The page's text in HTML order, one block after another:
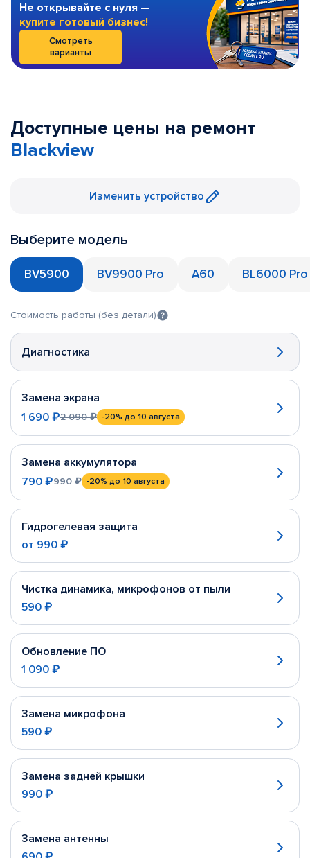
Не открывайте с нуля —
купите готовый бизнес!
Смотреть
варианты
Доступные цены на ремонт
Blackview
Изменить устройство
Выберите модель
BV5900 BV9900 Pro A60 BL6000 Pro
Стоимость работы (без детали)
Диагностика
Замена экрана
1 690 ₽2 090 ₽ -20% до 10 августа
Замена аккумулятора
790 ₽990 ₽ -20% до 10 августа
Гидрогелевая защита
от 990 ₽
Чистка динамика, микрофонов от пыли
590 ₽
Обновление ПО
1 090 ₽
Замена микрофона
590 ₽
Замена задней крышки
990 ₽
Замена антенны